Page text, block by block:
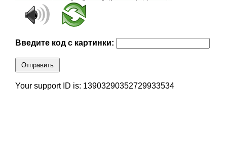
Введите код с картинки:
Отправить
Your support ID is: 13903290352729933534